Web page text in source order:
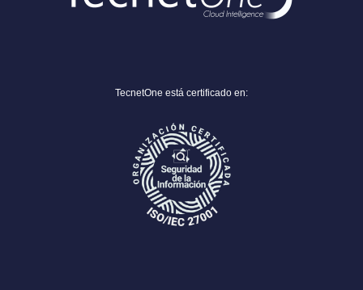
TecnetOne está certificado en: